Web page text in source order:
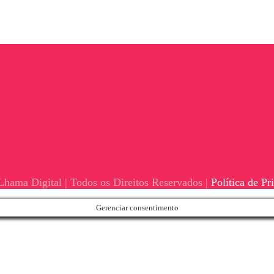
Digital | Todos os Direitos Reservados | Política de
Gerenciar consentimento